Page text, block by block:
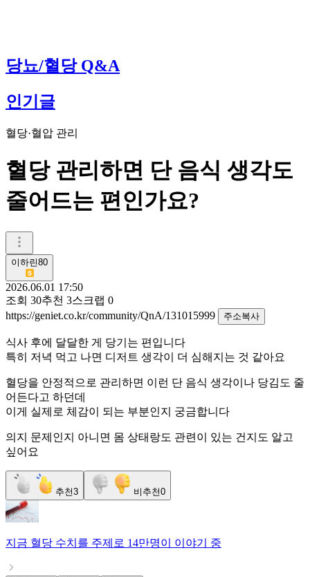
당뇨/혈당 Q&A
인기글
혈당·혈압 관리
혈당 관리하면 단 음식 생각도
줄어드는 편인가요?
이하린80
2026.06.01 17:50
조회 30추천 3스크랩 0
https://geniet.co.kr/community/QnA/131015999
주소복사
식사 후에 달달한 게 당기는 편입니다
특히 저녁 먹고 나면 디저트 생각이 더 심해지는 것 같아요
혈당을 안정적으로 관리하면 이런 단 음식 생각이나 당김도 줄
어든다고 하던데
이게 실제로 체감이 되는 부분인지 궁금합니다
의지 문제인지 아니면 몸 상태랑도 관련이 있는 건지도 알고
싶어요
추천3 비추천0
지금 혈당 수치 를 주제로 14만명이 이야기 중